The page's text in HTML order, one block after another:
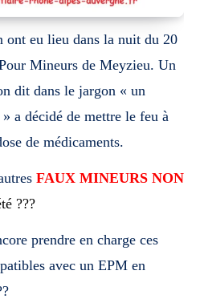
ont eu lieu dans la nuit du 20
Mineurs de Meyzieu. Un
dit dans le jargon « un
a décidé de mettre le feu à
de médicaments.
FAUX MINEURS NON
???
prendre en charge ces
avec un EPM en